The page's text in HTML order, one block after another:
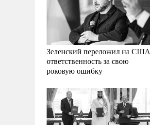
Зеленский переложил на США
ответственность за свою
роковую ошибку